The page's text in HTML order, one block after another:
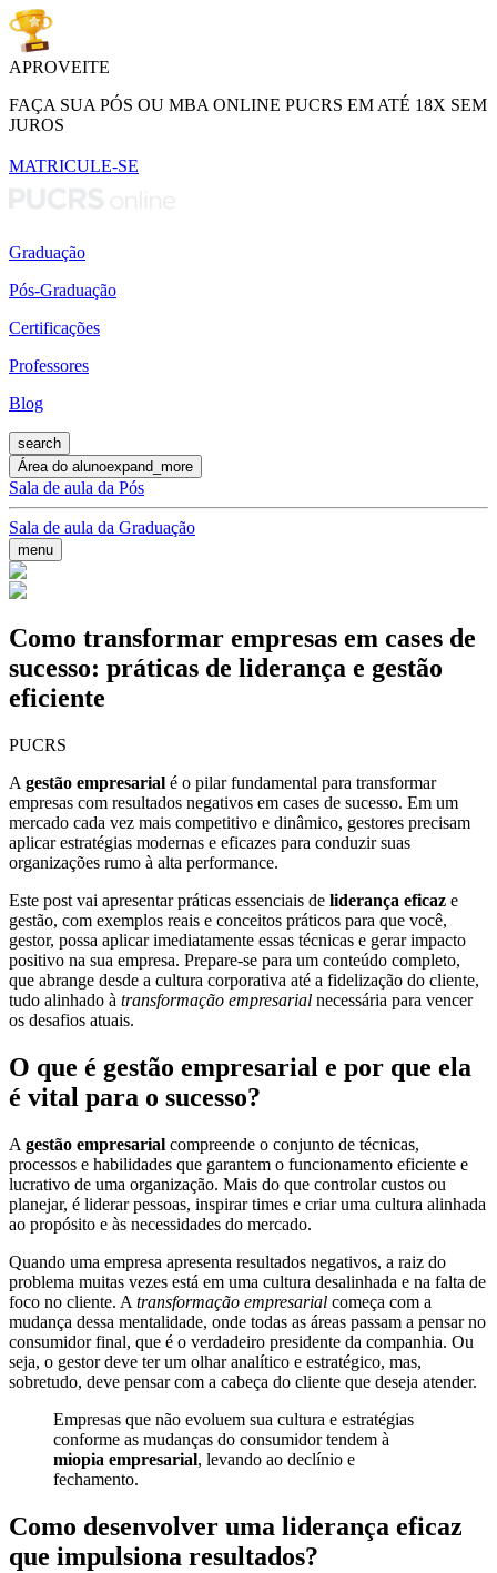
APROVEITE
FAÇA SUA PÓS OU MBA ONLINE PUCRS EM ATÉ 18X SEM
JUROS
MATRICULE-SE
Graduação
Pós-Graduação
Certificações
Professores
Blog
search
Área do alunoexpand_more
Sala de aula da Pós
Sala de aula da Graduação
menu
Como transformar empresas em cases de
sucesso: práticas de liderança e gestão
eficiente
PUCRS
A gestão empresarial é o pilar fundamental para transformar
empresas com resultados negativos em cases de sucesso. Em um
mercado cada vez mais competitivo e dinâmico, gestores precisam
aplicar estratégias modernas e eficazes para conduzir suas
organizações rumo à alta performance.
Este post vai apresentar práticas essenciais de liderança eficaz e
gestão, com exemplos reais e conceitos práticos para que você,
gestor, possa aplicar imediatamente essas técnicas e gerar impacto
positivo na sua empresa. Prepare-se para um conteúdo completo,
que abrange desde a cultura corporativa até a fidelização do cliente,
tudo alinhado à transformação empresarial necessária para vencer
os desafios atuais.
O que é gestão empresarial e por que ela
é vital para o sucesso?
A gestão empresarial compreende o conjunto de técnicas,
processos e habilidades que garantem o funcionamento eficiente e
lucrativo de uma organização. Mais do que controlar custos ou
planejar, é liderar pessoas, inspirar times e criar uma cultura alinhada
ao propósito e às necessidades do mercado.
Quando uma empresa apresenta resultados negativos, a raiz do
problema muitas vezes está em uma cultura desalinhada e na falta de
foco no cliente. A transformação empresarial começa com a
mudança dessa mentalidade, onde todas as áreas passam a pensar no
consumidor final, que é o verdadeiro presidente da companhia. Ou
seja, o gestor deve ter um olhar analítico e estratégico, mas,
sobretudo, deve pensar com a cabeça do cliente que deseja atender.
Empresas que não evoluem sua cultura e estratégias
conforme as mudanças do consumidor tendem à
miopia empresarial, levando ao declínio e
fechamento.
Como desenvolver uma liderança eficaz
que impulsiona resultados?